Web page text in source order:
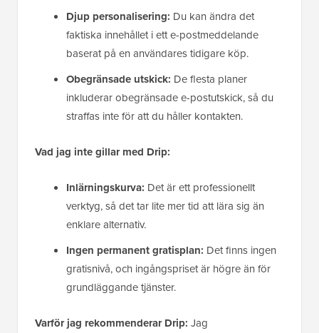
Djup personalisering: Du kan ändra det
faktiska innehållet i ett e-postmeddelande
baserat på en användares tidigare köp.
Obegränsade utskick: De flesta planer
inkluderar obegränsade e-postutskick, så du
straffas inte för att du håller kontakten.
Vad jag inte gillar med Drip:
Inlärningskurva: Det är ett professionellt
verktyg, så det tar lite mer tid att lära sig än
enklare alternativ.
Ingen permanent gratisplan: Det finns ingen
gratisnivå, och ingångspriset är högre än för
grundläggande tjänster.
Varför jag rekommenderar Drip: Jag